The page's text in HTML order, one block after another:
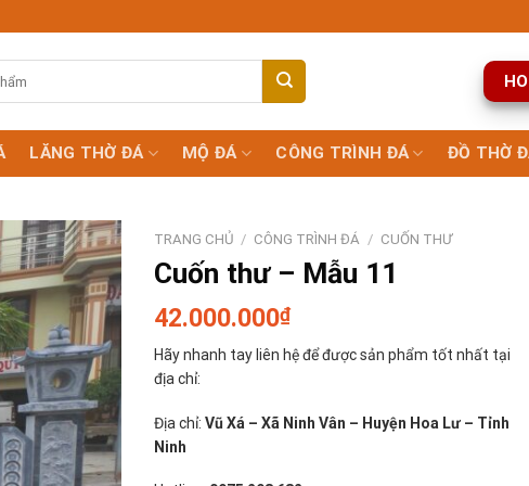
LĂNG THỜ ĐÁ MỘ ĐÁ CÔNG TRÌNH ĐÁ ĐỒ THỜ
TRANG CHỦ / CÔNG TRÌNH ĐÁ / CUỐN THƯ
Cuốn thư – Mẫu 11
42.000.000₫
Hãy nhanh tay liên hệ để được sản phẩm tốt nhất tại
địa chỉ:
Địa chỉ: Vũ Xá – Xã Ninh Vân – Huyện Hoa Lư – Tỉnh
Ninh